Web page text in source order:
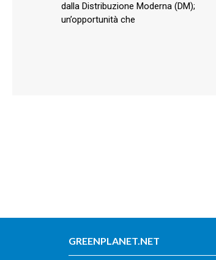
dalla Distribuzione Moderna (DM);
un’opportunità che
GREENPLANET.NET